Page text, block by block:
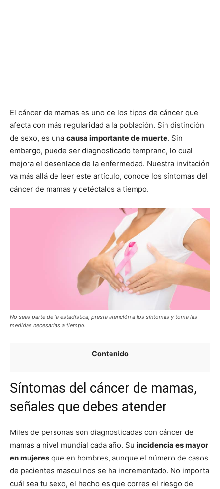
El cáncer de mamas es uno de los tipos de cáncer que
afecta con más regularidad a la población. Sin distinción
de sexo, es una causa importante de muerte. Sin
embargo, puede ser diagnosticado temprano, lo cual
mejora el desenlace de la enfermedad. Nuestra invitación
va más allá de leer este artículo, conoce los síntomas del
cáncer de mamas y detéctalos a tiempo.
No seas parte de la estadística, presta atención a los síntomas y toma las
medidas necesarias a tiempo.
Contenido
Síntomas del cáncer de mamas,
señales que debes atender
Miles de personas son diagnosticadas con cáncer de
mamas a nivel mundial cada año. Su incidencia es mayor
en mujeres que en hombres, aunque el número de casos
de pacientes masculinos se ha incrementado. No importa
cuál sea tu sexo, el hecho es que corres el riesgo de